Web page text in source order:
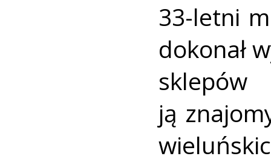
33-letni
dokonał
ją